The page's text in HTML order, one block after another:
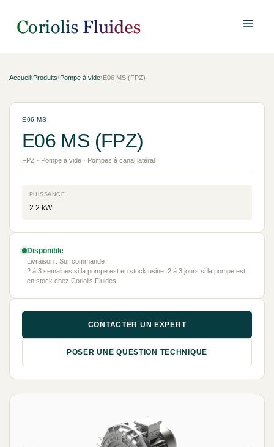
Accueil›Produits›Pompe à vide›E06 MS (FPZ)
E06 MS
E06 MS (FPZ)
FPZ · Pompe à vide · Pompes à canal latéral
PUISSANCE
2.2 kW
Disponible
Livraison : Sur commande
2 à 3 semaines si la pompe est en stock usine. 2 à 3 jours si la pompe est
en stock chez Coriolis Fluides.
CONTACTER UN EXPERT
POSER UNE QUESTION TECHNIQUE